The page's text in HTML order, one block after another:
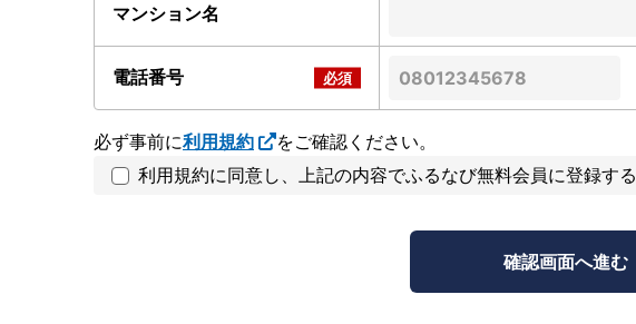
マンション名
電話番号
必ず事前に利用規約
をご確認ください。
利用規約に同意し、上記の内容でふるなび無料会員に登録する